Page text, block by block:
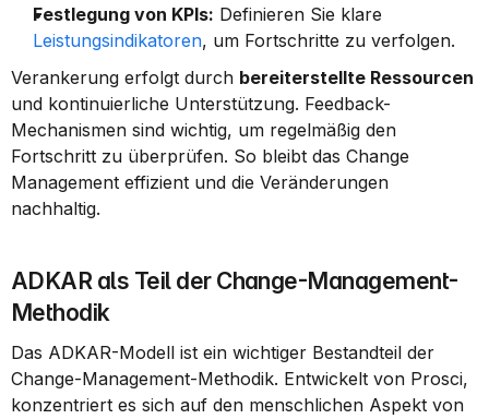
Festlegung von KPIs:
Leistungsindikatoren, um Fortschritte zu verfolgen.
Verankerung erfolgt durch bereiterstellte Ressourcen
und kontinuierliche Unterstützung. Feedback-
Mechanismen sind wichtig, um regelmäßig den
Fortschritt zu überprüfen. So bleibt das Change
Management effizient und die Veränderungen
nachhaltig.
ADKAR als Teil der Change-Management-
Methodik
Das ADKAR-Modell ist ein wichtiger Bestandteil der
Change-Management-Methodik. Entwickelt von Prosci,
konzentriert es sich auf den menschlichen Aspekt von